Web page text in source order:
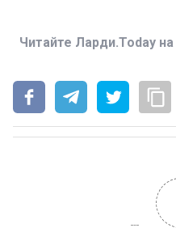
Читайте Ларди.Today на